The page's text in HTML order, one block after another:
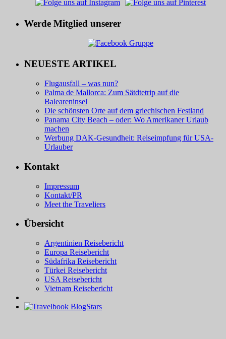
Werde Mitglied unserer
NEUESTE ARTIKEL
Flugausfall – was nun?
Palma de Mallorca: Zum Sätdtetrip auf die
Baleareninsel
Die schönsten Orte auf dem griechischen Festland
Panama City Beach – oder: Wo Amerikaner Urlaub
machen
Werbung DAK-Gesundheit: Reiseimpfung für USA-
Urlauber
Kontakt
Impressum
Kontakt/PR
Meet the Traveliers
Übersicht
Argentinien Reisebericht
Europa Reisebericht
Südafrika Reisebericht
Türkei Reisebericht
USA Reisebericht
Vietnam Reisebericht